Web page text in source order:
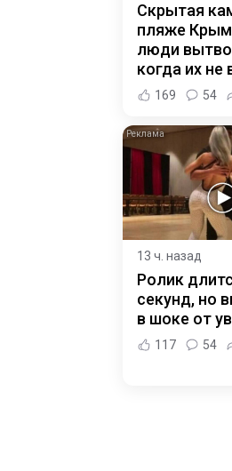
Скрытая
пляже
люди
когда их не
169 54
13 ч. назад
Ролик
секунд, но
в шоке от
117 54